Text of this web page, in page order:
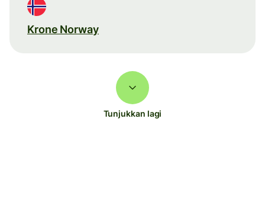
Krone Norway
Tunjukkan lagi